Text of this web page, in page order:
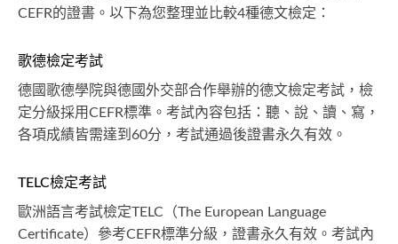
CEFR的證書。以下為您整理並比較4種德文檢定：
歌德檢定考試
德國歌德學院與德國外交部合作舉辦的德文檢定考試，檢
定分級採用CEFR標準。考試內容包括：聽、說、讀、寫，
各項成績皆需達到60分，考試通過後證書永久有效。
TELC檢定考試
歐洲語言考試檢定TELC（The European Language
Certificate）參考CEFR標準分級，證書永久有效。考試內